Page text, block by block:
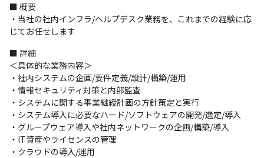
■ 概要
・当社の社内インフラ/ヘルプデスク業務を、これまでの経験に応
じてお任せします
■ 詳細
＜具体的な業務内容＞
・社内システムの企画/要件定義/設計/構築/運用
・情報セキュリティ対策と内部監査
・システムに関する事業継綬計画の方針策定と実行
・システム導入に必要なハード/ソフトウェアの開発/選定/導入
・グループウェア導入や社内ネットワークの企画/構築/導入
・IT資産やライセンスの管理
・クラウドの導入/運用